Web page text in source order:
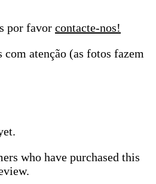
por favor contacte-nos!
atenção (as fotos fazem
who have purchased this